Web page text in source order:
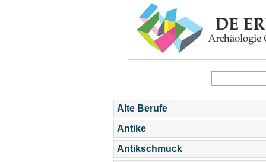
Alte Berufe
Antike
Antikschmuck